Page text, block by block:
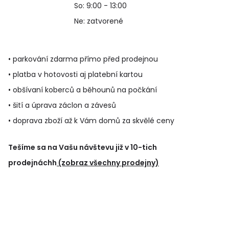
So: 9:00 - 13:00
Ne: zatvorené
• parkování zdarma přímo před prodejnou
• platba v hotovosti aj platební kartou
• obšívaní koberců a běhounů na počkání
• šití a úprava záclon a závesů
• doprava zboží až k Vám domů za skvělé ceny
Tešíme sa na Vašu návštevu již v 10-tich
prodejnáchh (zobraz všechny prodejny)